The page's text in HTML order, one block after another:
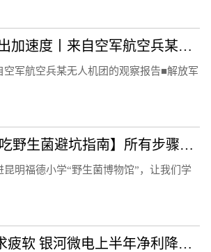
强军新征程 跑出加速度丨来自空军航空兵某无人机团的观察报告
军航空兵某无人机团的观察报告■解放军
【疾控专家说·吃野生菌避坑指南】所有步骤都对，为啥还中毒？因为还有坑
明福德小学“野生菌博物馆”，让我们学
消费类产品需求疲软 银河微电上半年净利降四成 着力开发车规级市场